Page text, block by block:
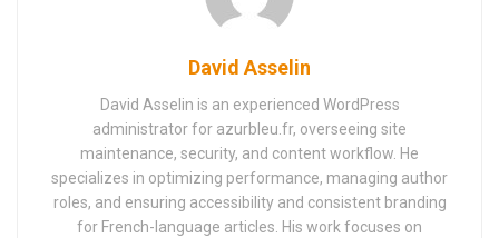
David Asselin
David Asselin is an experienced WordPress
administrator for azurbleu.fr, overseeing site
maintenance, security, and content workflow. He
specializes in optimizing performance, managing author
roles, and ensuring accessibility and consistent branding
for French-language articles. His work focuses on